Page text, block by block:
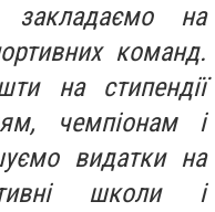
на
команд.
на стипендії
чемпіонам і
видатки на
школи і